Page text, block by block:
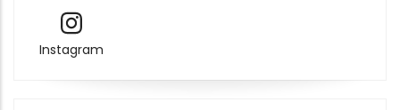
Instagram